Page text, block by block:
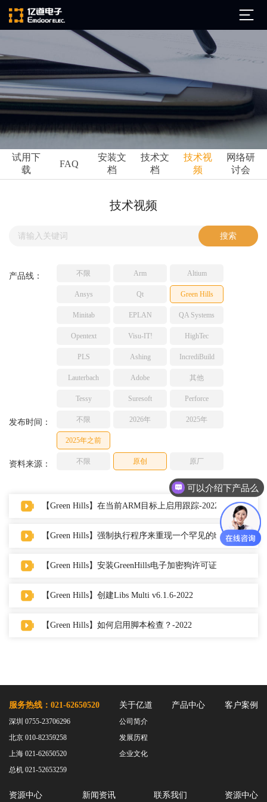
公司简介
发展历程
企业文化
ARM
Ansys
Perforce
TESSY
亿道动态
市场活动
技术文档
网络研讨会
试用下
载
FAQ
安装文
档
技术文
档
技术视
频
网络研
讨会
技术视频
产品线： 不限 Arm Altium
Ansys Qt Green Hills
Minitab EPLAN QA Systems
Opentext Visu-IT! HighTec
PLS Ashing IncrediBuild
Lauterbach Adobe 其他
Tessy Suresoft Perforce
发布时间： 不限 2026年 2025年
2025年之前
资料来源： 不限 原创 原厂
【Green Hills】在当前ARM目标上启用跟踪-2022
【Green Hills】强制执行程序来重现一个罕见的bug-2022
【Green Hills】安装GreenHills电子加密狗许可证-2022
【Green Hills】创建Libs Multi v6.1.6-2022
【Green Hills】如何启用脚本检查？-2022
服务热线：021-62650520
深圳 0755-23706296
北京 010-82359258
上海 021-62650520
总机 021-52653259
关于亿道
公司简介
发展历程
企业文化
产品中心 客户案例
资源中心 新闻资讯 联系我们 资源中心
可以介绍下产品么